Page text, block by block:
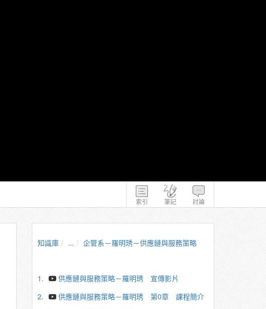
索引 筆記 討論
知識庫 ... 企管系－羅明琇－供應鏈與服務策略
1.
供應鏈與服務策略－羅明琇 宣傳影片
2.
供應鏈與服務策略－羅明琇 第0章 課程簡介